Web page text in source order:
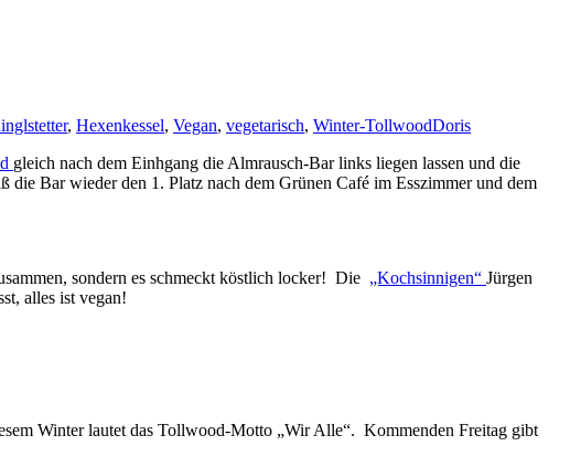
, Hexenkessel, Vegan, vegetarisch, Winter-TollwoodDoris
gleich nach dem Einhgang die Almrausch-Bar links liegen lassen und die
die Bar wieder den 1. Platz nach dem Grünen Café im Esszimmer und dem
sondern es schmeckt köstlich locker! Die „Kochsinnigen“ Jürgen
alles ist vegan!
Winter lautet das Tollwood-Motto „Wir Alle“. Kommenden Freitag gibt